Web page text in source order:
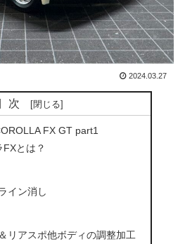
2024.03.27
次
FX GT part1
とは？
イン消し
リアスポ他ボディの調整加工